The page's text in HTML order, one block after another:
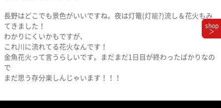
長野はどこでも景色がいいですね。夜は灯篭(灯籠?)流し＆花火もみ
てきました！
わかりにくいかもですが、
これ川に流れてる花火なんです！
金魚花火って言うらしいです。まだまだ1日目が終わったばかりなの
で
まだ思う存分楽しんじゃいます！！！
shop
＞